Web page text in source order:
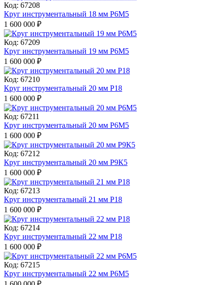
Код: 67208
Круг инструментальный 18 мм Р6М5
1 600 000 ₽
Код: 67209
Круг инструментальный 19 мм Р6М5
1 600 000 ₽
Код: 67210
Круг инструментальный 20 мм Р18
1 600 000 ₽
Код: 67211
Круг инструментальный 20 мм Р6М5
1 600 000 ₽
Код: 67212
Круг инструментальный 20 мм Р9К5
1 600 000 ₽
Код: 67213
Круг инструментальный 21 мм Р18
1 600 000 ₽
Код: 67214
Круг инструментальный 22 мм Р18
1 600 000 ₽
Код: 67215
Круг инструментальный 22 мм Р6М5